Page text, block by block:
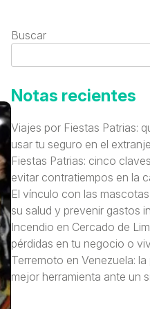
Buscar
Notas recientes
Viajes por Fiestas Patrias:
usar tu seguro en el
Fiestas Patrias: cinco
evitar contratiempos en la
El vínculo con las
su salud y prevenir gastos
Incendio en Cercado de
pérdidas en tu negocio o
Terremoto en Venezuela:
mejor herramienta ante un